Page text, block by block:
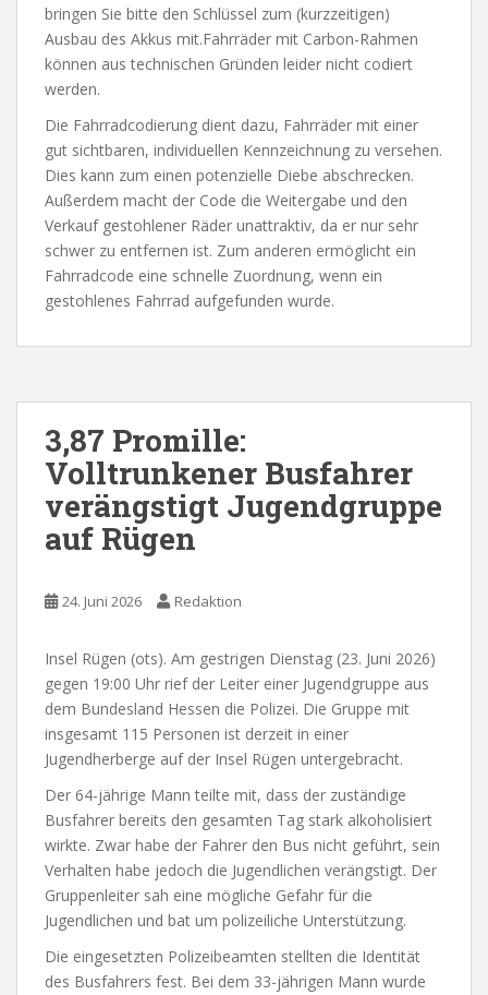
bringen Sie bitte den Schlüssel zum (kurzzeitigen)
Ausbau des Akkus mit.Fahrräder mit Carbon-Rahmen
können aus technischen Gründen leider nicht codiert
werden.
Die Fahrradcodierung dient dazu, Fahrräder mit einer
gut sichtbaren, individuellen Kennzeichnung zu versehen.
Dies kann zum einen potenzielle Diebe abschrecken.
Außerdem macht der Code die Weitergabe und den
Verkauf gestohlener Räder unattraktiv, da er nur sehr
schwer zu entfernen ist. Zum anderen ermöglicht ein
Fahrradcode eine schnelle Zuordnung, wenn ein
gestohlenes Fahrrad aufgefunden wurde.
3,87 Promille:
Volltrunkener Busfahrer
verängstigt Jugendgruppe
auf Rügen
24. Juni 2026 Redaktion
Insel Rügen (ots). Am gestrigen Dienstag (23. Juni 2026)
gegen 19:00 Uhr rief der Leiter einer Jugendgruppe aus
dem Bundesland Hessen die Polizei. Die Gruppe mit
insgesamt 115 Personen ist derzeit in einer
Jugendherberge auf der Insel Rügen untergebracht.
Der 64-jährige Mann teilte mit, dass der zuständige
Busfahrer bereits den gesamten Tag stark alkoholisiert
wirkte. Zwar habe der Fahrer den Bus nicht geführt, sein
Verhalten habe jedoch die Jugendlichen verängstigt. Der
Gruppenleiter sah eine mögliche Gefahr für die
Jugendlichen und bat um polizeiliche Unterstützung.
Die eingesetzten Polizeibeamten stellten die Identität
des Busfahrers fest. Bei dem 33-jährigen Mann wurde